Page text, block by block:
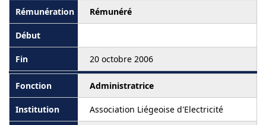
Rémunéré
20 octobre 2006
Administratrice
Association Liégeoise d'Electricité